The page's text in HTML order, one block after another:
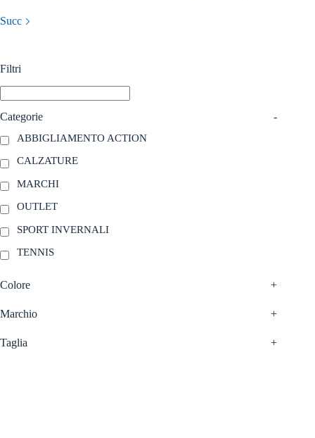
scelte
nella
prodotto
Succ
Filtri
Categorie -
ABBIGLIAMENTO ACTION
CALZATURE
MARCHI
OUTLET
SPORT INVERNALI
TENNIS
Colore +
Marchio +
Taglia +